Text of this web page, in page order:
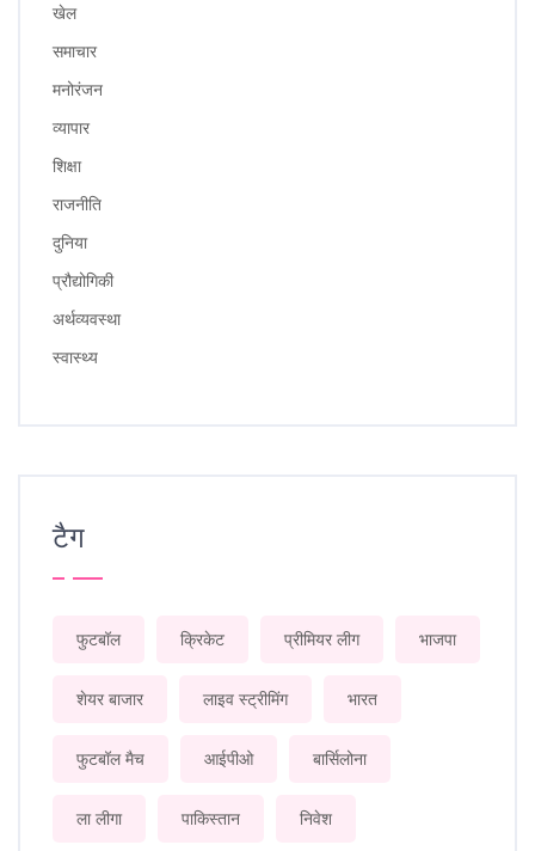
खेल
समाचार
मनोरंजन
व्यापार
शिक्षा
राजनीति
दुनिया
प्रौद्योगिकी
अर्थव्यवस्था
स्वास्थ्य
टैग
फुटबॉल क्रिकेट प्रीमियर लीग भाजपा
शेयर बाजार लाइव स्ट्रीमिंग भारत
फुटबॉल मैच आईपीओ बार्सिलोना
ला लीगा पाकिस्तान निवेश